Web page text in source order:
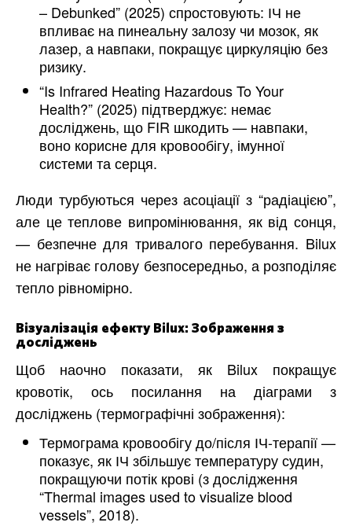
– Debunked” (2025) спростовують: ІЧ не
впливає на пинеальну залозу чи мозок, як
лазер, а навпаки, покращує циркуляцію без
ризику.
“Is Infrared Heating Hazardous To Your
Health?” (2025) підтверджує: немає
досліджень, що FIR шкодить — навпаки,
воно корисне для кровообігу, імунної
системи та серця.
Люди турбуються через асоціації з “радіацією”,
але це теплове випромінювання, як від сонця,
— безпечне для тривалого перебування. Bilux
не нагріває голову безпосередньо, а розподіляє
тепло рівномірно.
Візуалізація ефекту Bilux: Зображення з
досліджень
Щоб наочно показати, як Bilux покращує
кровотік, ось посилання на діаграми з
досліджень (термографічні зображення):
Термограма кровообігу до/після ІЧ-терапії —
показує, як ІЧ збільшує температуру судин,
покращуючи потік крові (з дослідження
“Thermal images used to visualize blood
vessels”, 2018).